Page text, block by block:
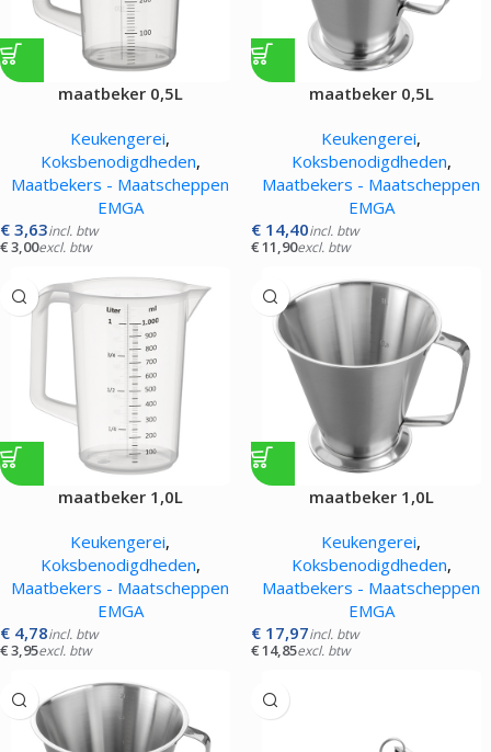
maatbeker 0,5L
Keukengerei,
Koksbenodigdheden,
Maatbekers - Maatscheppen
EMGA
€ 3,63incl. btw
€3,00excl. btw
maatbeker 0,5L
Keukengerei,
Koksbenodigdheden,
Maatbekers - Maatscheppen
EMGA
€ 14,40incl. btw
€11,90excl. btw
maatbeker 1,0L
Keukengerei,
Koksbenodigdheden,
Maatbekers - Maatscheppen
EMGA
€ 4,78incl. btw
€3,95excl. btw
maatbeker 1,0L
Keukengerei,
Koksbenodigdheden,
Maatbekers - Maatscheppen
EMGA
€ 17,97incl. btw
€14,85excl. btw